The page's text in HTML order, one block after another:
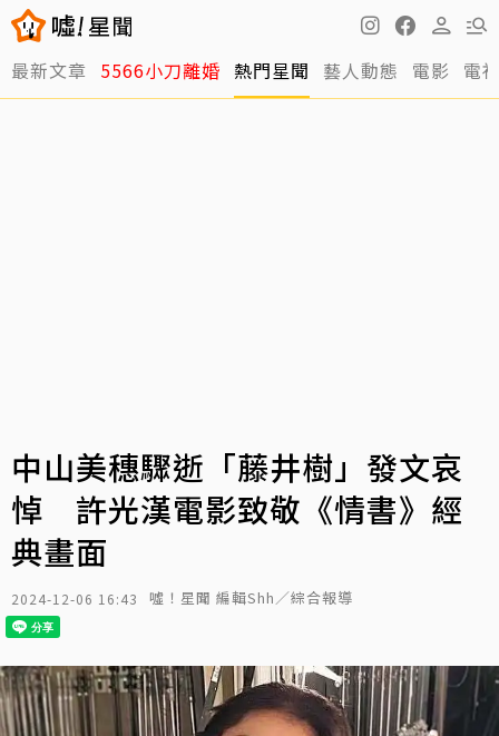
最新文章 5566小刀離婚 熱門星聞 藝人動態 電影 電
中山美穗驟逝「藤井樹」發文哀
悼 許光漢電影致敬《情書》經
典畫面
2024-12-06 16:43 噓！星聞 編輯Shh／綜合報導